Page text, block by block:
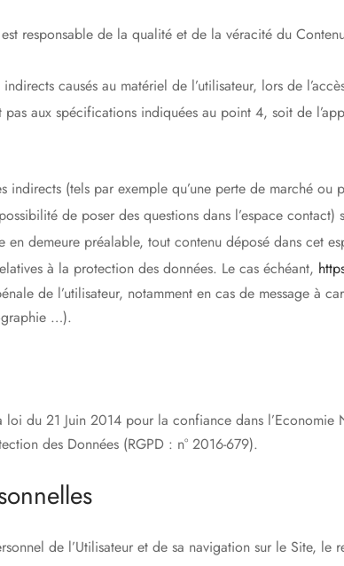
est responsable de la qualité et de la véracité du
causés au matériel de l’utilisateur, lors de
aux spécifications indiquées au point 4, soit de
(tels par exemple qu’une perte de marché ou
de poser des questions dans l’espace
en demeure préalable, tout contenu déposé dans cet
à la protection des données. Le cas échéant,
de l’utilisateur, notamment en cas de message à
…).
du 21 Juin 2014 pour la confiance dans l’Economie
des Données (RGPD : n° 2016-679).
de l’Utilisateur et de sa navigation sur le Site, le